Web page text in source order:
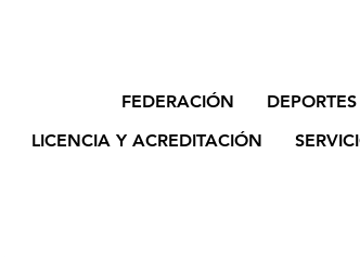
FEDERACIÓN DEPORTES
LICENCIA Y ACREDITACIÓN